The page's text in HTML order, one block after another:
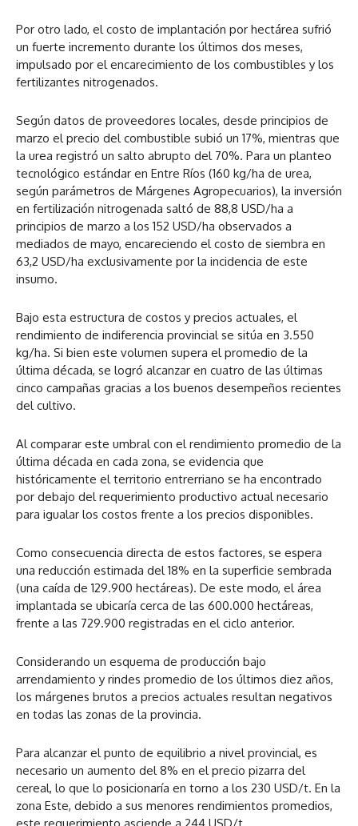
Por otro lado, el costo de implantación por hectárea sufrió
un fuerte incremento durante los últimos dos meses,
impulsado por el encarecimiento de los combustibles y los
fertilizantes nitrogenados.
Según datos de proveedores locales, desde principios de
marzo el precio del combustible subió un 17%, mientras que
la urea registró un salto abrupto del 70%. Para un planteo
tecnológico estándar en Entre Ríos (160 kg/ha de urea,
según parámetros de Márgenes Agropecuarios), la inversión
en fertilización nitrogenada saltó de 88,8 USD/ha a
principios de marzo a los 152 USD/ha observados a
mediados de mayo, encareciendo el costo de siembra en
63,2 USD/ha exclusivamente por la incidencia de este
insumo.
Bajo esta estructura de costos y precios actuales, el
rendimiento de indiferencia provincial se sitúa en 3.550
kg/ha. Si bien este volumen supera el promedio de la
última década, se logró alcanzar en cuatro de las últimas
cinco campañas gracias a los buenos desempeños recientes
del cultivo.
Al comparar este umbral con el rendimiento promedio de la
última década en cada zona, se evidencia que
históricamente el territorio entrerriano se ha encontrado
por debajo del requerimiento productivo actual necesario
para igualar los costos frente a los precios disponibles.
Como consecuencia directa de estos factores, se espera
una reducción estimada del 18% en la superficie sembrada
(una caída de 129.900 hectáreas). De este modo, el área
implantada se ubicaría cerca de las 600.000 hectáreas,
frente a las 729.900 registradas en el ciclo anterior.
Considerando un esquema de producción bajo
arrendamiento y rindes promedio de los últimos diez años,
los márgenes brutos a precios actuales resultan negativos
en todas las zonas de la provincia.
Para alcanzar el punto de equilibrio a nivel provincial, es
necesario un aumento del 8% en el precio pizarra del
cereal, lo que lo posicionaría en torno a los 230 USD/t. En la
zona Este, debido a sus menores rendimientos promedios,